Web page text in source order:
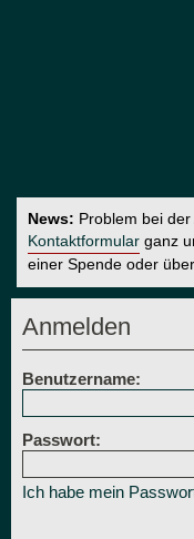
News: Problem bei
Kontaktformular ganz
einer Spende oder
Anmelden
Benutzername:
Passwort:
Ich habe mein